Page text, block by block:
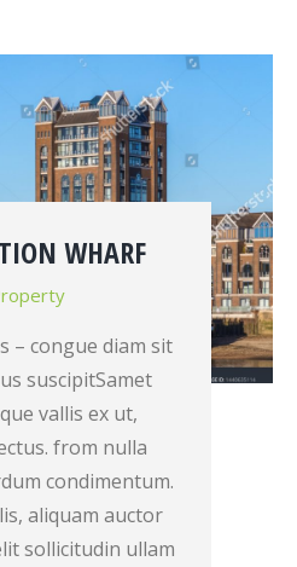
WHARF
– congue diam sit
suscipitSamet
vallis ex ut,
from nulla
condimentum.
aliquam auctor
sollicitudin ullam